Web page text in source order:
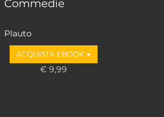
Commedie
Plauto
ACQUISTA EBOOK
€ 9,99